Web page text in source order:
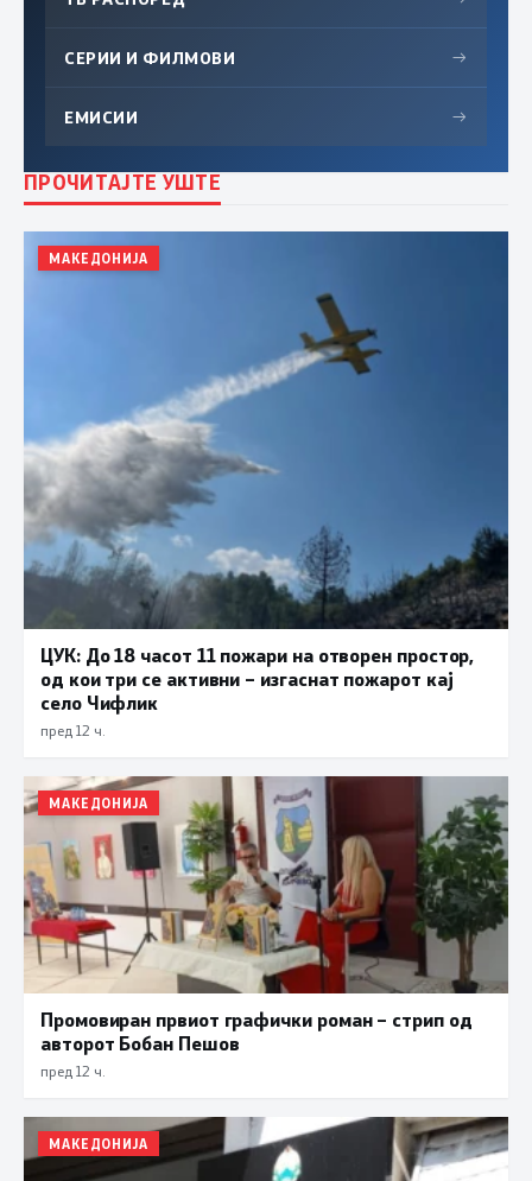
СЕРИИ И ФИЛМОВИ →
ЕМИСИИ →
ПРОЧИТАЈТЕ УШТЕ
МАКЕДОНИЈА
ЦУК: До 18 часот 11 пожари на отворен простор,
од кои три се активни – изгаснат пожарот кај
село Чифлик
пред 12 ч.
МАКЕДОНИЈА
Промовиран првиот графички роман – стрип од
авторот Бобан Пешов
пред 12 ч.
МАКЕДОНИЈА